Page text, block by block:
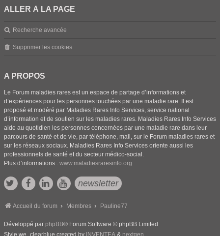
ALLER À LA PAGE
Recherche avancée
Supprimer les cookies
A PROPOS
Le Forum maladies rares est un espace de partage d’informations et
d’expériences pour les personnes touchées par une maladie rare. Il est
proposé et modéré par Maladies Rares Info Services, service national
d’information et de soutien sur les maladies rares. Maladies Rares Info Services
aide au quotidien les personnes concernées par une maladie rare dans leur
parcours de santé et de vie, par téléphone, mail, sur le Forum maladies rares et
sur les réseaux sociaux. Maladies Rares Info Services oriente aussi les
professionnels de santé et du secteur médico-social.
Plus d’informations : www.maladiesraresinfo.org
newsletter
Accueil du forum Membres Pauline77
Développé par phpBB® Forum Software © phpBB Limited
Style we_clearblue created by INVENTEA & nextgen